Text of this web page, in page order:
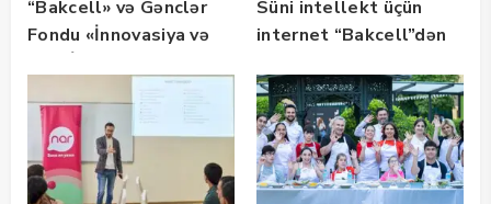
“Bakcell» və Gənclər
Fondu «İnnovasiya və
təqaüd proqramının
qalibləri ilə görüş
keçirib
Süni intellekt üçün
internet “Bakcell”dən